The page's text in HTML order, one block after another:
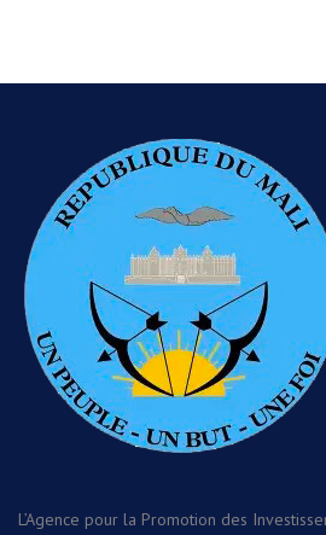
L’Agence pour la Promotion des